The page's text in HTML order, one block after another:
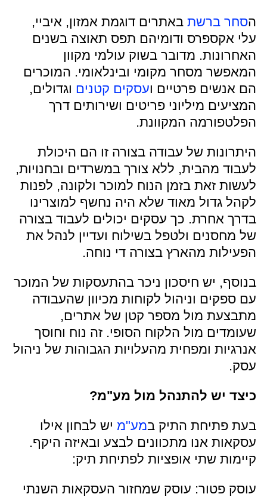
הסחר ברשתבאתרים דוגמת אמזון, איביי,
עלי אקספרס ודומיהם תפס תאוצה בשנים
האחרונות. מדובר בשוק עולמי מקוון
המאפשר מסחר מקומי ובינלאומי. המוכרים
הם אנשים פרטיים ועסקים קטנים וגדולים,
המציעים מיליוני פריטים ושירותים דרך
הפלטפורמה המקוונת.
היתרונות של עבודה בצורה זו הם היכולת
לעבוד מהבית, ללא צורך במשרדים ובחנויות,
לעשות זאת בזמן הנוח למוכר ולקונה, לפנות
לקהל גדול מאוד שלא היה נחשף למוצרינו
בדרך אחרת. כך עסקים יכולים לעבוד בצורה
של מחסנים ולטפל בשילוח ועדיין לנהל את
הפעילות מהארץ בצורה די נוחה.
בנוסף, יש חיסכון ניכר בהתעסקות של המוכר
עם ספקים וניהול לקוחות מכיוון שהעבודה
מתבצעת מול מספר קטן של אתרים,
שעומדים מול הלקוח הסופי. זה נוח וחוסך
אנרגיות ומפחית מהעלויות הגבוהות של ניהול
עסק.
כיצד יש להתנהל מול מע"מ?
בעת פתיחת התיק במע"מיש לבחון אילו
עסקאות אנו מתכוונים לבצע ובאיזה היקף.
קיימות שתי אופציות לפתיחת תיק:
עוסק פטור: עוסק שמחזור העסקאות השנתי